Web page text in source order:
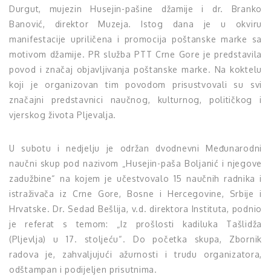
Durgut, mujezin Husejin-pašine džamije i dr. Branko
Banović, direktor Muzeja. Istog dana je u okviru
manifestacije upriličena i promocija poštanske marke sa
motivom džamije. PR služba PTT Crne Gore je predstavila
povod i značaj objavljivanja poštanske marke. Na koktelu
koji je organizovan tim povodom prisustvovali su svi
značajni predstavnici naučnog, kulturnog, političkog i
vjerskog života Pljevalja.
U subotu i nedjelju je održan dvodnevni Međunarodni
naučni skup pod nazivom „Husejin-paša Boljanić i njegove
zadužbine“ na kojem je učestvovalo 15 naučnih radnika i
istraživača iz Crne Gore, Bosne i Hercegovine, Srbije i
Hrvatske. Dr. Sedad Bešlija, v.d. direktora Instituta, podnio
je referat s temom: „Iz prošlosti kadiluka Tašlidža
(Pljevlja) u 17. stoljeću“. Do početka skupa, Zbornik
radova je, zahvaljujući ažurnosti i trudu organizatora,
odštampan i podijeljen prisutnima.